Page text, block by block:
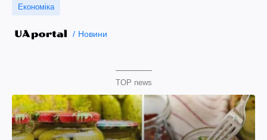
Економіка
Новини
TOP news